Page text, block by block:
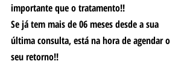
importante que o tratamento!!
Se já tem mais de 06 meses desde a sua
última consulta, está na hora de agendar o
seu retorno!!